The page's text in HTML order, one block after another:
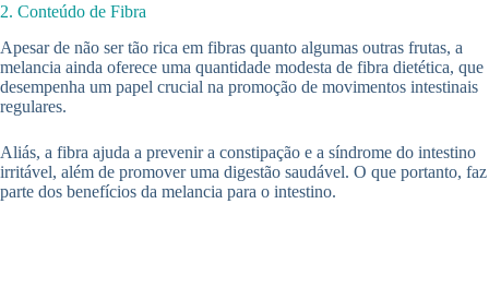
2. Conteúdo de Fibra
Apesar de não ser tão rica em fibras quanto algumas outras frutas, a
melancia ainda oferece uma quantidade modesta de fibra dietética, que
desempenha um papel crucial na promoção de movimentos intestinais
regulares.
Aliás, a fibra ajuda a prevenir a constipação e a síndrome do intestino
irritável, além de promover uma digestão saudável. O que portanto, faz
parte dos benefícios da melancia para o intestino.